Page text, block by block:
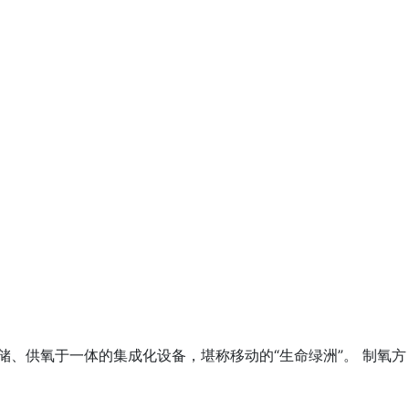
供氧于一体的集成化设备，堪称移动的“生命绿洲”。 制氧方